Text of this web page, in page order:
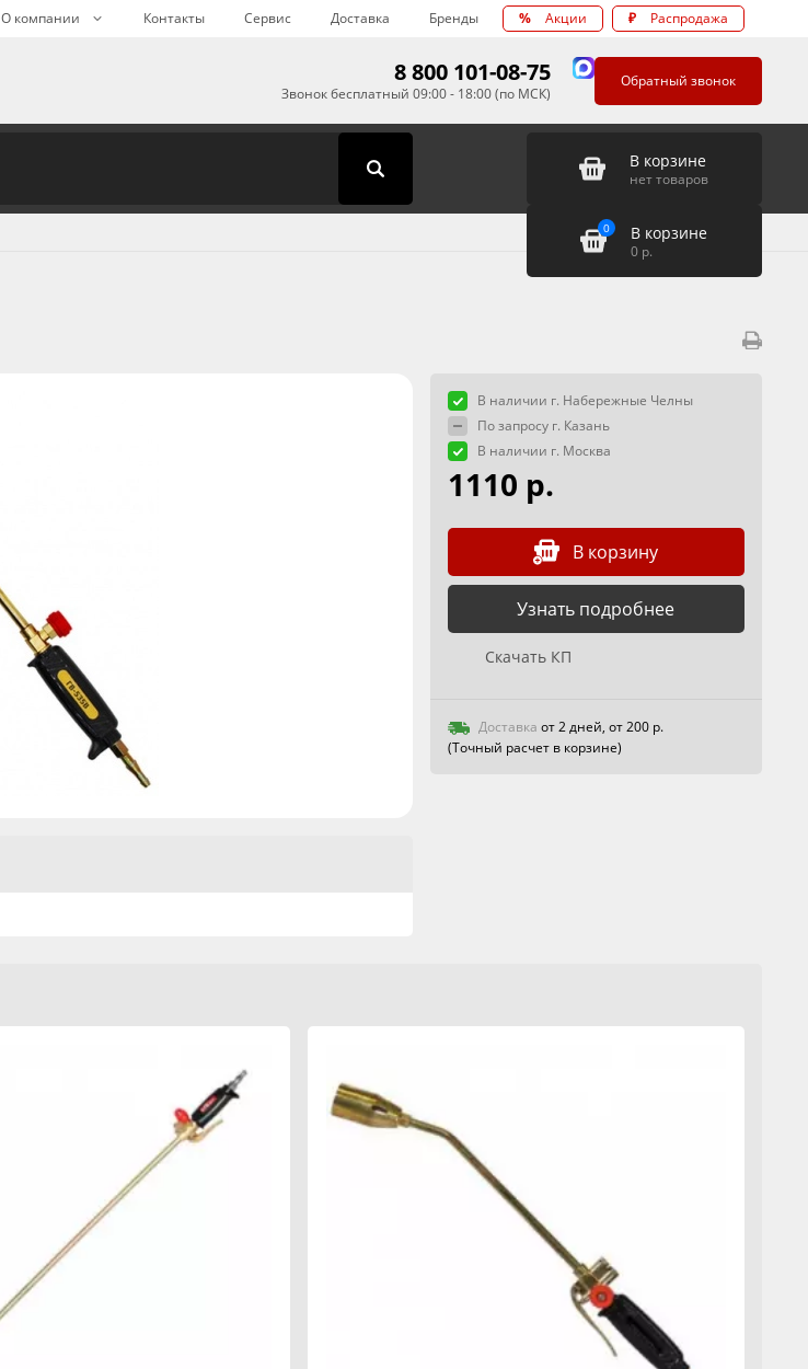
О компании Контакты Сервис Доставка Бренды % Акции ₽ Распродажа
8 800 101-08-75
Звонок бесплатный 09:00 - 18:00 (по МСК)
Обратный звонок
В корзине
нет товаров
0 В корзине
0 р.
В наличии г. Набережные Челны
По запросу г. Казань
В наличии г. Москва
1110 р.
В корзину
Узнать подробнее
Скачать КП
Доставка от 2 дней, от 200 р.
(Точный расчет в корзине)